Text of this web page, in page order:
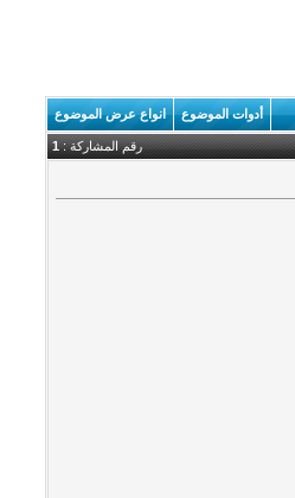
أدوات الموضوع انواع عرض الموضوع
رقم المشاركة :1